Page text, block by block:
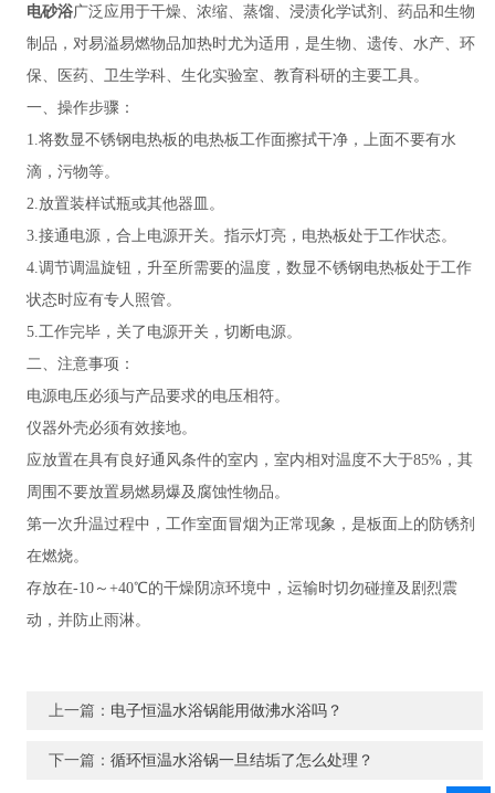
电砂浴广泛应用于干燥、浓缩、蒸馏、浸渍化学试剂、药品和生物
制品，对易溢易燃物品加热时尤为适用，是生物、遗传、水产、环
保、医药、卫生学科、生化实验室、教育科研的主要工具。
一、操作步骤：
1.将数显不锈钢电热板的电热板工作面擦拭干净，上面不要有水
滴，污物等。
2.放置装样试瓶或其他器皿。
3.接通电源，合上电源开关。指示灯亮，电热板处于工作状态。
4.调节调温旋钮，升至所需要的温度，数显不锈钢电热板处于工作
状态时应有专人照管。
5.工作完毕，关了电源开关，切断电源。
二、注意事项：
电源电压必须与产品要求的电压相符。
仪器外壳必须有效接地。
应放置在具有良好通风条件的室内，室内相对温度不大于85%，其
周围不要放置易燃易爆及腐蚀性物品。
第一次升温过程中，工作室面冒烟为正常现象，是板面上的防锈剂
在燃烧。
存放在-10～+40℃的干燥阴凉环境中，运输时切勿碰撞及剧烈震
动，并防止雨淋。
上一篇： 电子恒温水浴锅能用做沸水浴吗？
下一篇： 循环恒温水浴锅一旦结垢了怎么处理？